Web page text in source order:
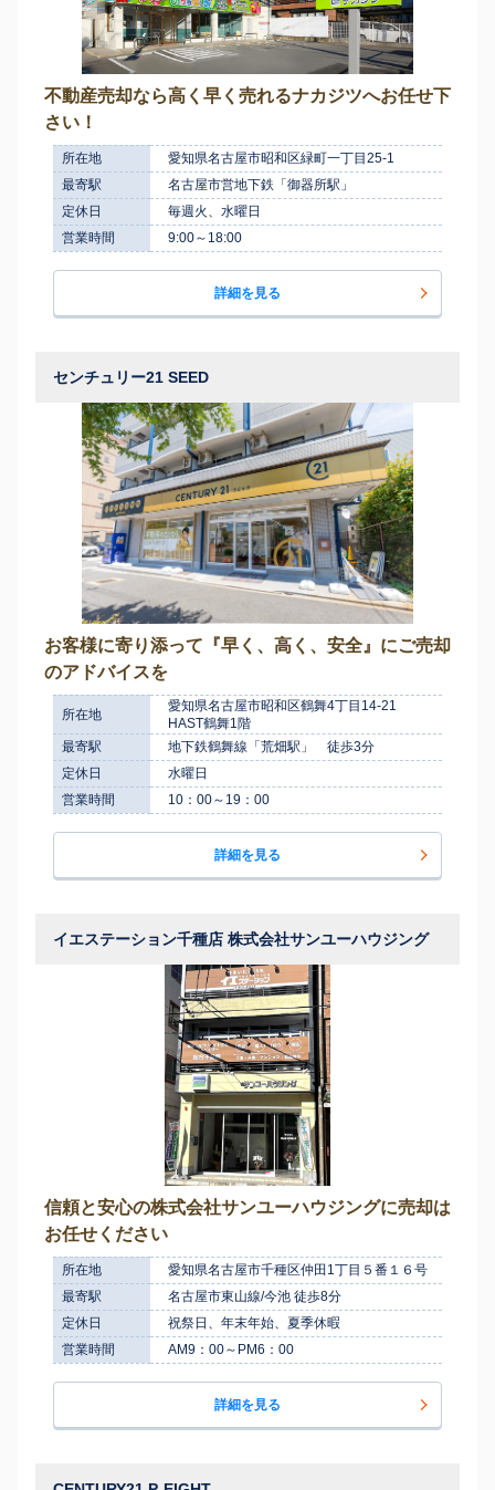
不動産売却なら高く早く売れるナカジツへお任せ下
さい！
所在地
愛知県名古屋市昭和区緑町一丁目25-1
最寄駅
名古屋市営地下鉄「御器所駅」
定休日
毎週火、水曜日
営業時間
9:00～18:00
詳細を見る
センチュリー21 SEED
お客様に寄り添って『早く、高く、安全』にご売却
のアドバイスを
所在地
愛知県名古屋市昭和区鶴舞4丁目14-21
HAST鶴舞1階
最寄駅
地下鉄鶴舞線「荒畑駅」 徒歩3分
定休日
水曜日
営業時間
10：00～19：00
詳細を見る
イエステーション千種店 株式会社サンユーハウジング
信頼と安心の株式会社サンユーハウジングに売却は
お任せください
所在地
愛知県名古屋市千種区仲田1丁目５番１６号
最寄駅
名古屋市東山線/今池 徒歩8分
定休日
祝祭日、年末年始、夏季休暇
営業時間
AM9：00～PM6：00
詳細を見る